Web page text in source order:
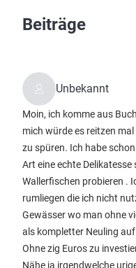
Beiträge
Unbekannt
Moin, ich komme aus
mich würde es reitzen
zu spüren. Ich habe
Art eine echte
Wallerfischen probieren .
rumliegen die ich nicht
Gewässer wo man ohne
als kompletter Neuling
Ohne zig Euros zu
Nähe ja irgendwelche